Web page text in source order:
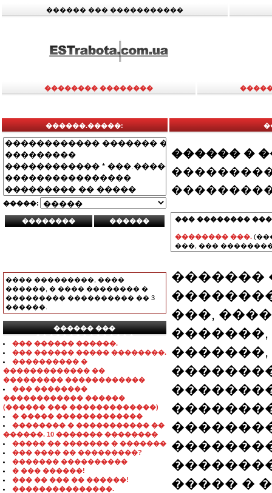
������ ��� �����������
�������� ��������
������.�����:
�����:
���� ���������, ����
������, � ���� �������� �
��������� ���������� �� 3
������.
������ ���
���������������
��� ������ ������.
��� ������ ����� ��������.
���������� �
������������� ��
��������� ������������
��� ��������
������������ ������
(������ ��� �������������)
� ����� �������������
�������� � ����������� ��
������. 10 ������� ��������
����� �� ������� � �������
��� ���� �� ���������?
������� ����������
� ��� ������!
��� �� ��� �� ������!
���������������.
������ �
��� ��������
�������� ���.
���, ���
�������
���,
����� �